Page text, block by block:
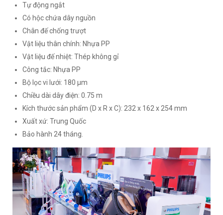
Tự động ngắt
Có hộc chứa dây nguồn
Chân đế chống trượt
Vật liệu thân chính: Nhựa PP
Vật liệu đế nhiệt: Thép không gỉ
Công tắc: Nhựa PP
Bộ lọc vi lưới: 180 µm
Chiều dài dây điện: 0.75 m
Kích thước sản phẩm (D x R x C): 232 x 162 x 254 mm
Xuất xứ: Trung Quốc
Bảo hành 24 tháng.